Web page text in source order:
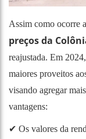
Assim como ocorre
preços da
reajustada. Em
maiores proveitos
visando agregar
vantagens:
✔ Os valores da